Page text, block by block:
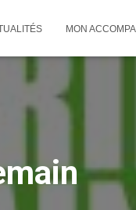
MON